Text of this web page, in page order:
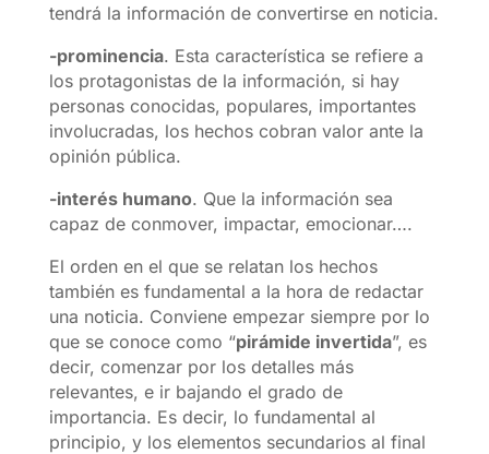
tendrá la información de convertirse en noticia.
-prominencia. Esta característica se refiere a
los protagonistas de la información, si hay
personas conocidas, populares, importantes
involucradas, los hechos cobran valor ante la
opinión pública.
-interés humano. Que la información sea
capaz de conmover, impactar, emocionar….
El orden en el que se relatan los hechos
también es fundamental a la hora de redactar
una noticia. Conviene empezar siempre por lo
que se conoce como “pirámide invertida”, es
decir, comenzar por los detalles más
relevantes, e ir bajando el grado de
importancia. Es decir, lo fundamental al
principio, y los elementos secundarios al final